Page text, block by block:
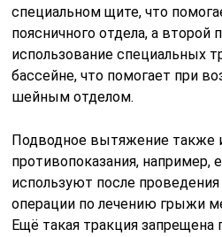
специальном щите, что
поясничного отдела, а второй
использование специальных
бассейне, что помогает при
шейным отделом.
Подводное вытяжение также
противопоказания, например,
используют после проведения
операции по лечению грыжи
Ещё такая тракция